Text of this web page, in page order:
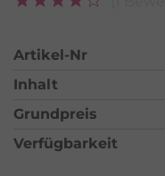
Artikel-Nr
Inhalt
Grundpreis
Verfügbarkeit